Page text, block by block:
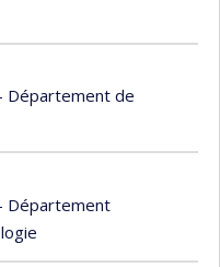
Département de
Département